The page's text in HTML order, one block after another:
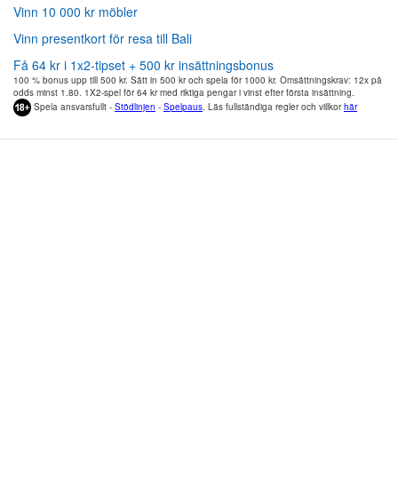
Vinn 10 000 kr möbler
Vinn presentkort för resa till Bali
Få 64 kr i 1x2-tipset + 500 kr insättningsbonus
100 % bonus upp till 500 kr. Sätt in 500 kr och spela för 1000 kr. Omsättningskrav: 12x på
odds minst 1.80. 1X2-spel för 64 kr med riktiga pengar i vinst efter första insättning.
Spela ansvarsfullt - Stödlinjen - Spelpaus . Läs fullständiga regler och villkorhär